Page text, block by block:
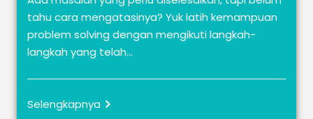
tahu cara mengatasinya? Yuk latih kemampuan
problem solving dengan mengikuti langkah-
langkah yang telah...
Selengkapnya